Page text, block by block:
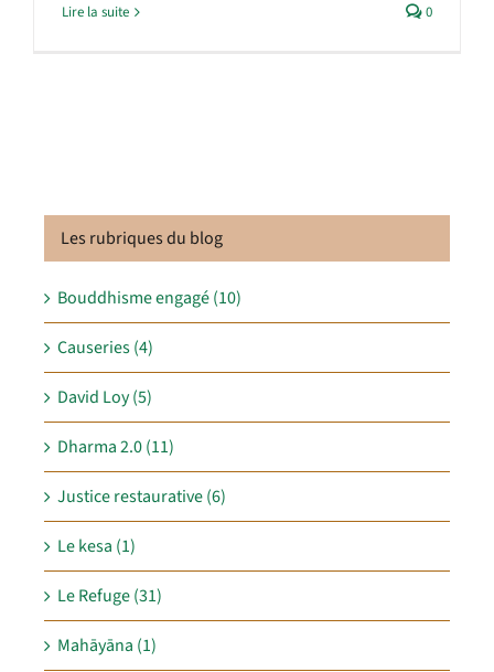
Lire la suite 0
Les rubriques du blog
Bouddhisme engagé (10)
Causeries (4)
David Loy (5)
Dharma 2.0 (11)
Justice restaurative (6)
Le kesa (1)
Le Refuge (31)
Mahāyāna (1)